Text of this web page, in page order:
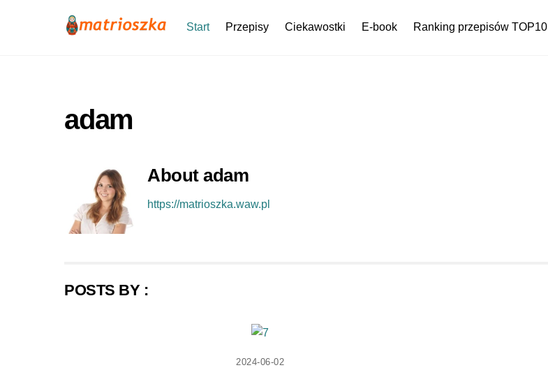
Start Przepisy Ciekawostki E-book Ranking przepisów TOP10
adam
Aboutadam
https://matrioszka.waw.pl
POSTS BY :
2024-06-02